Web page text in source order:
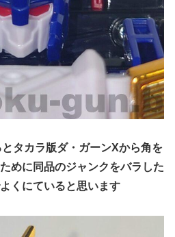
タカラ版ダ・ガーンXから角を
めに同品のジャンクをバラした
くにていると思います